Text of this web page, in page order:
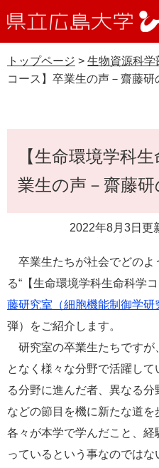
ー
ジ
先
ニ
ュ
を
立
大
学
受験生の皆さま
地域・企業の皆さま
研究者の皆さま
教職員の皆さま
受験生特
WEB版大
資料請求
o
g
e
タ
ム
索
大学概要
研究・地域連携・国際交流
トップページ > 生物資源科学
コース】卒業生の声－齋藤研
【生命環境学科
業生の声－齋藤
2022年8月3日更
卒業生たちが社会でどのよ
る“【生命環境学科生命科学
藤研究室（細胞機能制御学研
弾）をご紹介します。
研究室の卒業生たちですが
となく様々な分野で活躍し
る分野に進んだ者、異なる
などの節目を機に新たな道を
各々が本学で学んだこと、
っているという事なのでは